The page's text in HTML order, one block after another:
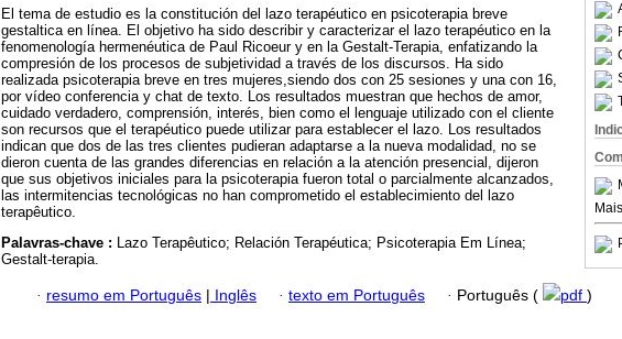
Mais
El tema de estudio es la constitución del lazo terapéutico en psicoterapia breve
gestaltica en línea. El objetivo ha sido describir y caracterizar el lazo terapéutico en la
fenomenología hermenéutica de Paul Ricoeur y en la Gestalt-Terapia, enfatizando la
compresión de los procesos de subjetividad a través de los discursos. Ha sido
realizada psicoterapia breve en tres mujeres,siendo dos con 25 sesiones y una con 16,
por vídeo conferencia y chat de texto. Los resultados muestran que hechos de amor,
cuidado verdadero, comprensión, interés, bien como el lenguaje utilizado con el cliente
son recursos que el terapéutico puede utilizar para establecer el lazo. Los resultados
indican que dos de las tres clientes pudieran adaptarse a la nueva modalidad, no se
dieron cuenta de las grandes diferencias en relación a la atención presencial, dijeron
que sus objetivos iniciales para la psicoterapia fueron total o parcialmente alcanzados,
las intermitencias tecnológicas no han comprometido el establecimiento del lazo
terapêutico.
Palavras-chave : Lazo Terapêutico; Relación Terapéutica; Psicoterapia Em Línea;
Gestalt-terapia.
· resumo em Português | Inglês · texto em Português · Português ( pdf )